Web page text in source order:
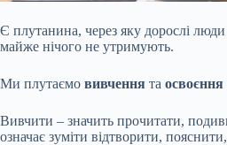
Є плутанина, через яку дорослі
майже нічого не утримують.
Ми плутаємо вивчення та освоєння
Вивчити – значить прочитати,
означає зуміти відтворити,